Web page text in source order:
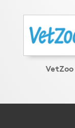
VetZoo